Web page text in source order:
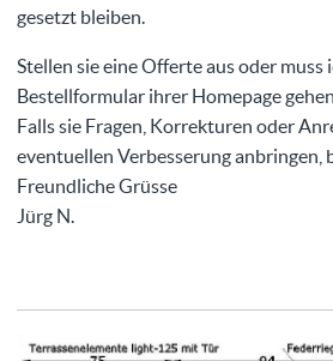
gesetzt bleiben.
Stellen sie eine Offerte aus oder muss
Bestellformular ihrer Homepage
Falls sie Fragen, Korrekturen oder
eventuellen Verbesserung anbringen,
Freundliche Grüsse
Jürg N.